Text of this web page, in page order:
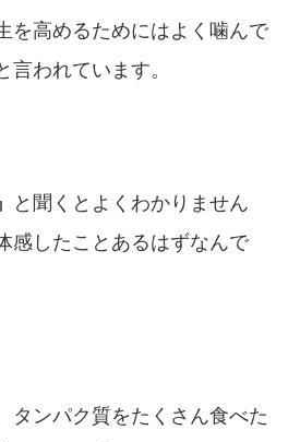
を高めるためにはよく噛んで
われています。
と聞くとよくわかりません
感したことあるはずなんで
タンパク質をたくさん食べた